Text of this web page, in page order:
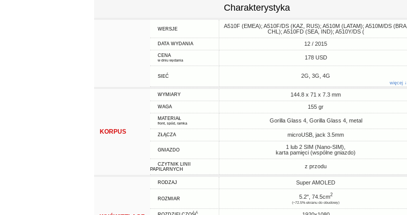
Charakterystyka
WERSJE
A510F (EMEA); A510F/DS (KAZ, RUS); A510M (LATAM); A510M/DS (BRA,
CHL); A510FD (SEA, IND); A510Y/DS (
DATA WYDANIA 12 / 2015
CENA
w dniu wydania 178 USD
SIEĆ 2G, 3G, 4G
więcej ↓
KORPUS
WYMIARY 144.8 x 71 x 7.3 mm
WAGA 155 gr
MATERIAŁ
front, spód, ramka Gorilla Glass 4, Gorilla Glass 4, metal
ZŁĄCZA microUSB, jack 3.5mm
GNIAZDO
1 lub 2 SIM (Nano-SIM),
karta pamięci (wspólne gniazdo)
CZYTNIK LINII
PAPILARNYCH
z przodu
RODZAJ Super AMOLED
ROZMIAR 5.2", 74.5cm2
(~72.5% ekranu do obudowy)